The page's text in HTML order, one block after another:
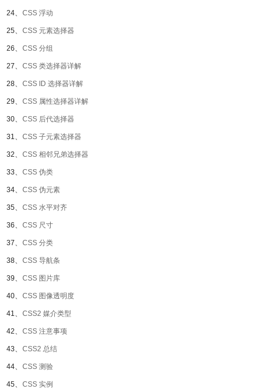
24、 CSS 浮动
25、 CSS 元素选择器
26、 CSS 分组
27、 CSS 类选择器详解
28、 CSS ID 选择器详解
29、 CSS 属性选择器详解
30、 CSS 后代选择器
31、 CSS 子元素选择器
32、 CSS 相邻兄弟选择器
33、 CSS 伪类
34、 CSS 伪元素
35、 CSS 水平对齐
36、 CSS 尺寸
37、 CSS 分类
38、 CSS 导航条
39、 CSS 图片库
40、 CSS 图像透明度
41、 CSS2 媒介类型
42、 CSS 注意事项
43、 CSS2 总结
44、 CSS 测验
45、 CSS 实例